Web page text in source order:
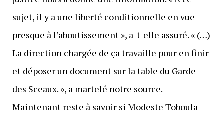
sujet, il y a une liberté conditionnelle en vue
presque à l’aboutissement », a-t-elle assuré. « (…)
La direction chargée de ça travaille pour en finir
et déposer un document sur la table du Garde
des Sceaux. », a martelé notre source.
Maintenant reste à savoir si Modeste Toboula